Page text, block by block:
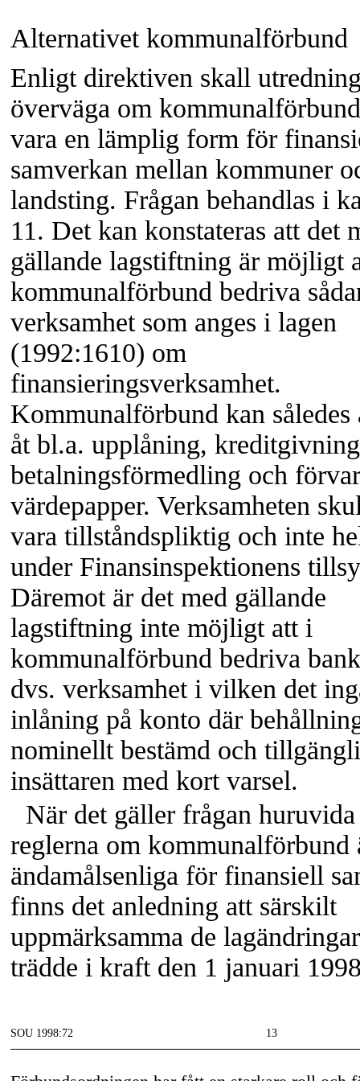
Alternativet kommunalförbund
Enligt direktiven skall
överväga om
vara en lämplig form för
samverkan mellan kommuner
landsting. Frågan behandlas i
11. Det kan konstateras att det
gällande lagstiftning är möjligt
kommunalförbund bedriva
verksamhet som anges i lagen
(1992:1610) om
finansieringsverksamhet.
Kommunalförbund kan således
åt bl.a. upplåning,
betalningsförmedling och
värdepapper. Verksamheten
vara tillståndspliktig och inte
under Finansinspektionens
Däremot är det med gällande
lagstiftning inte möjligt att i
kommunalförbund bedriva
dvs. verksamhet i vilken det
inlåning på konto där
nominellt bestämd och
insättaren med kort varsel.
När det gäller frågan huruvida
reglerna om kommunalförbund
ändamålsenliga för finansiell
finns det anledning att särskilt
uppmärksamma de
trädde i kraft den 1 januari
SOU 1998:72 13